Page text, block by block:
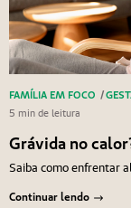
FAMÍLIA EM FOCO /
5 min de leitura
Grávida no
Saiba como enfrentar
Continuar lendo